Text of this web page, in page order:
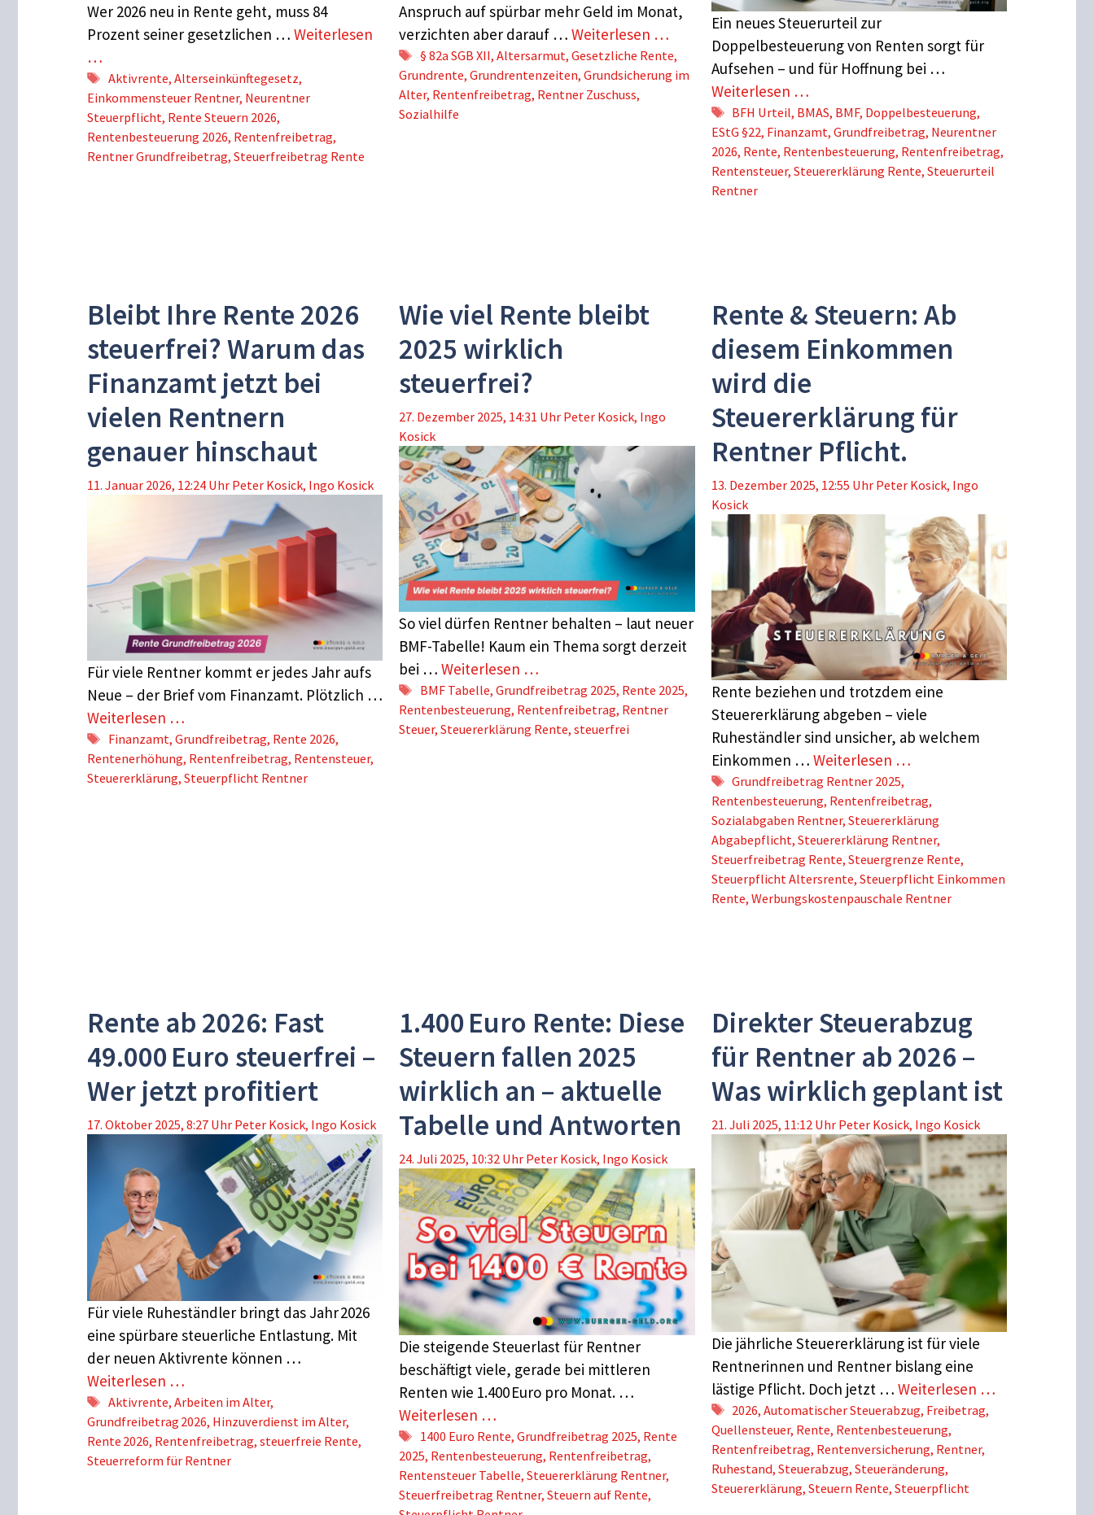
Wer 2026 neu in Rente geht, muss 84
Prozent seiner gesetzlichen … Weiterlesen
…
Schlagwörter
Aktivrente, Alterseinkünftegesetz,
Einkommensteuer Rentner, Neurentner
Steuerpflicht, Rente Steuern 2026,
Rentenbesteuerung 2026, Rentenfreibetrag,
Rentner Grundfreibetrag, Steuerfreibetrag Rente
Anspruch auf spürbar mehr Geld im Monat,
verzichten aber darauf …Weiterlesen …
Schlagwörter
§ 82a SGB XII,Altersarmut,Gesetzliche Rente,
Grundrente,Grundrentenzeiten,Grundsicherung im
Alter, Rentenfreibetrag, Rentner Zuschuss,
Sozialhilfe
Ein neues Steuerurteil zur
Doppelbesteuerung von Renten sorgt für
Aufsehen – und für Hoffnung bei …
Weiterlesen …
Schlagwörter
BFH Urteil, BMAS, BMF, Doppelbesteuerung,
EStG §22, Finanzamt, Grundfreibetrag, Neurentner
2026, Rente, Rentenbesteuerung, Rentenfreibetrag,
Rentensteuer, Steuererklärung Rente, Steuerurteil
Rentner
Bleibt Ihre Rente 2026
steuerfrei? Warum das
Finanzamt jetzt bei
vielen Rentnern
genauer hinschaut
11. Januar 2026, 12:24 Uhr Peter Kosick, Ingo Kosick
Für viele Rentner kommt er jedes Jahr aufs
Neue – der Brief vom Finanzamt. Plötzlich …
Weiterlesen …
Schlagwörter
Finanzamt, Grundfreibetrag, Rente 2026,
Rentenerhöhung, Rentenfreibetrag, Rentensteuer,
Steuererklärung, Steuerpflicht Rentner
Wie viel Rente bleibt
2025 wirklich
steuerfrei?
27. Dezember 2025, 14:31 Uhr Peter Kosick, Ingo
Kosick
So viel dürfen Rentner behalten – laut neuer
BMF-Tabelle! Kaum ein Thema sorgt derzeit
bei …Weiterlesen …
Schlagwörter
BMF Tabelle,Grundfreibetrag 2025, Rente 2025,
Rentenbesteuerung, Rentenfreibetrag, Rentner
Steuer,Steuererklärung Rente,steuerfrei
Rente & Steuern: Ab
diesem Einkommen
wird die
Steuererklärung für
Rentner Pflicht.
13. Dezember 2025, 12:55 Uhr Peter Kosick, Ingo
Kosick
Rente beziehen und trotzdem eine
Steuererklärung abgeben – viele
Ruheständler sind unsicher, ab welchem
Einkommen … Weiterlesen …
Schlagwörter
Grundfreibetrag Rentner 2025,
Rentenbesteuerung, Rentenfreibetrag,
Sozialabgaben Rentner, Steuererklärung
Abgabepflicht, Steuererklärung Rentner,
Steuerfreibetrag Rente, Steuergrenze Rente,
Steuerpflicht Altersrente, Steuerpflicht Einkommen
Rente, Werbungskostenpauschale Rentner
Rente ab 2026: Fast
49.000 Euro steuerfrei –
Wer jetzt profitiert
17. Oktober 2025, 8:27 Uhr Peter Kosick, Ingo Kosick
Für viele Ruheständler bringt das Jahr 2026
eine spürbare steuerliche Entlastung. Mit
der neuen Aktivrente können …
Weiterlesen …
Schlagwörter
Aktivrente, Arbeiten im Alter,
Grundfreibetrag 2026, Hinzuverdienst im Alter,
Rente 2026, Rentenfreibetrag, steuerfreie Rente,
Steuerreform für Rentner
1.400 Euro Rente: Diese
Steuern fallen 2025
wirklich an – aktuelle
Tabelle und Antworten
24. Juli 2025, 10:32 Uhr Peter Kosick, Ingo Kosick
Die steigende Steuerlast für Rentner
beschäftigt viele, gerade bei mittleren
Renten wie 1.400 Euro pro Monat. …
Weiterlesen …
Schlagwörter
1400 Euro Rente,Grundfreibetrag 2025, Rente
2025, Rentenbesteuerung, Rentenfreibetrag,
Rentensteuer Tabelle,Steuererklärung Rentner,
Steuerfreibetrag Rentner,Steuern auf Rente,
Direkter Steuerabzug
für Rentner ab 2026 –
Was wirklich geplant ist
21. Juli 2025, 11:12 Uhr Peter Kosick, Ingo Kosick
Die jährliche Steuererklärung ist für viele
Rentnerinnen und Rentner bislang eine
lästige Pflicht. Doch jetzt … Weiterlesen …
Schlagwörter
2026,Automatischer Steuerabzug, Freibetrag,
Quellensteuer, Rente, Rentenbesteuerung,
Rentenfreibetrag, Rentenversicherung, Rentner,
Ruhestand, Steuerabzug, Steueränderung,
Steuererklärung, Steuern Rente, Steuerpflicht